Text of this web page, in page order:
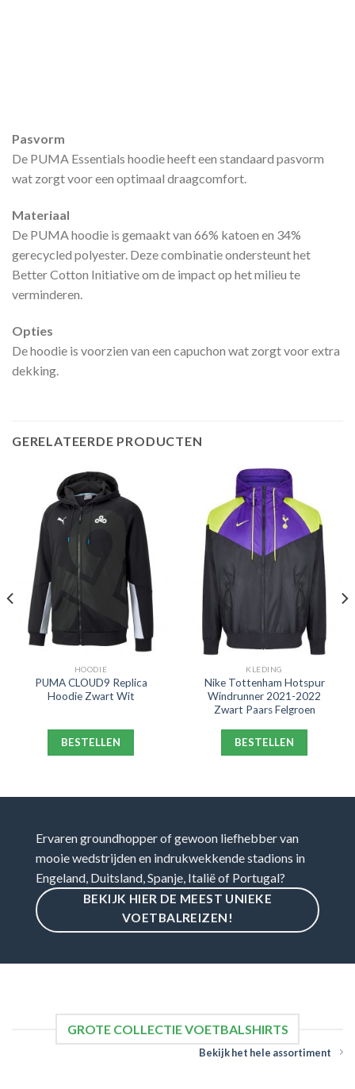
Pasvorm
De PUMA Essentials hoodie heeft een standaard pasvorm
wat zorgt voor een optimaal draagcomfort.
Materiaal
De PUMA hoodie is gemaakt van 66% katoen en 34%
gerecycled polyester. Deze combinatie ondersteunt het
Better Cotton Initiative om de impact op het milieu te
verminderen.
Opties
De hoodie is voorzien van een capuchon wat zorgt voor extra
dekking.
GERELATEERDE PRODUCTEN
HOODIE
PUMA CLOUD9 Replica
Hoodie Zwart Wit
BESTELLEN
KLEDING
Nike Tottenham Hotspur
Windrunner 2021-2022
Zwart Paars Felgroen
BESTELLEN
Ervaren groundhopper of gewoon liefhebber van
mooie wedstrijden en indrukwekkende stadions in
Engeland, Duitsland, Spanje, Italië of Portugal?
BEKIJK HIER DE MEEST UNIEKE
VOETBALREIZEN!
GROTE COLLECTIE VOETBALSHIRTS
Bekijk het hele assortiment